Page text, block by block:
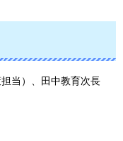
当）、田中教育次長